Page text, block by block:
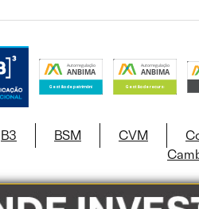
B3 BSM CVM